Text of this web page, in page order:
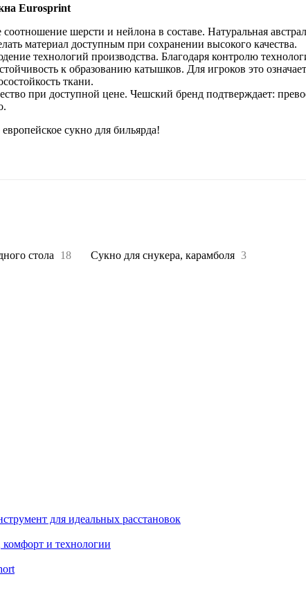
Eurosprint
шерсти и нейлона в составе. Натуральная
материал доступным при сохранении высокого качества.
технологий производства. Благодаря контролю
к образованию катышков. Для игроков это
ткани.
при доступной цене. Чешский бренд подтверждает:
сукно для бильярда!
стола 18 Сукно для снукера, карамболя 3
для идеальных расстановок
комфорт и технологии